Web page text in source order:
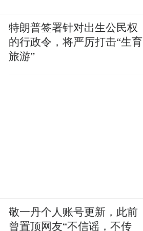
特朗普签署针对出生公民权
的行政令，将严厉打击“生育
旅游”
敬一丹个人账号更新，此前
曾置顶网友“不信谣，不传